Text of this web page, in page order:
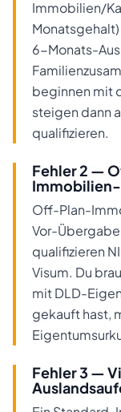
Immobilien/
6-Monats-
beginnen mit
steigen dann
qualifizieren.
Fehler 2 —
Off-Plan-
Vor-
qualifizieren
Visum. Du
mit DLD-
gekauft hast,
Fehler 3 —